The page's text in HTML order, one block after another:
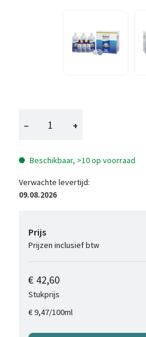
− +
Beschikbaar, >10 op voorraad
Verwachte levertijd:
09.08.2026
Prijs
Prijzen inclusief btw
€ 42,60
Stukprijs
€ 9,47/100ml